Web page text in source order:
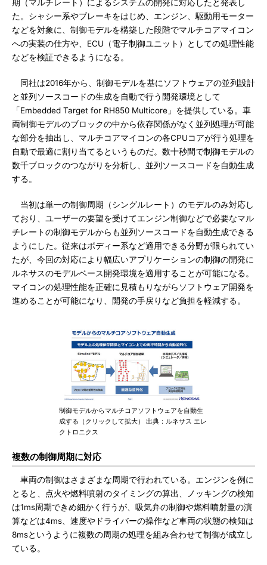
期（マルチレート）によるシステムの開発に対応したと発表し
た。シャシー系やブレーキをはじめ、エンジン、駆動用モーター
などを対象に、制御モデルを構築した段階でマルチコアマイコン
への実装の仕方や、ECU（電子制御ユニット）としての処理性能
などを検証できるようになる。
同社は2016年から、制御モデルを基にソフトウェアの並列設計
と並列ソースコードの生成を自動で行う開発環境として
「Embedded Target for RH850 Multicore」を提供している。車
両制御モデルのブロックの中から依存関係がなく並列処理が可能
な部分を抽出し、マルチコアマイコンの各CPUコアが行う処理を
自動で最適に割り当てるというものだ。数十秒間で制御モデルの
数千ブロックのつながりを分析し、並列ソースコードを自動生成
する。
当初は単一の制御周期（シングルレート）のモデルのみ対応し
ており、ユーザーの要望を受けてエンジン制御などで必要なマル
チレートの制御モデルからも並列ソースコードを自動生成できる
ようにした。従来はボディー系など適用できる分野が限られてい
たが、今回の対応により幅広いアプリケーションの制御の開発に
ルネサスのモデルベース開発環境を適用することが可能になる。
マイコンの処理性能を正確に見積もりながらソフトウェア開発を
進めることが可能になり、開発の手戻りなど負担を軽減する。
制御モデルからマルチコアソフトウェアを自動生
成する（クリックして拡大） 出典：ルネサス エレ
クトロニクス
複数の制御周期に対応
車両の制御はさまざまな周期で行われている。エンジンを例に
とると、点火や燃料噴射のタイミングの算出、ノッキングの検知
は1ms周期できめ細かく行うが、吸気弁の制御や燃料噴射量の演
算などは4ms、速度やドライバーの操作など車両の状態の検知は
8msというように複数の周期の処理を組み合わせて制御が成立し
ている。